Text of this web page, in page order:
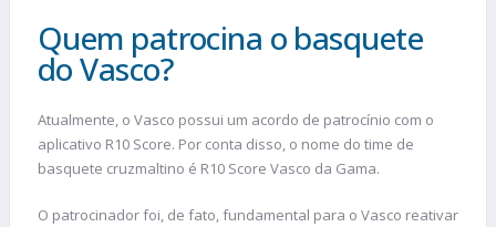
Quem patrocina o basquete
do Vasco?
Atualmente, o Vasco possui um acordo de patrocínio com o
aplicativo R10 Score. Por conta disso, o nome do time de
basquete cruzmaltino é R10 Score Vasco da Gama.
O patrocinador foi, de fato, fundamental para o Vasco reativar